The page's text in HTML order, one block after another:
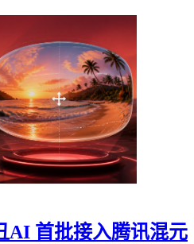
输出、运动稳定性和音视频同
AI 首批接入腾讯混元